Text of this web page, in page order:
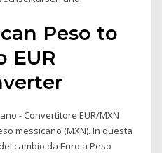
Peso to
EUR
- Convertitore EUR/MXN
messicano (MXN). In questa
cambio da Euro a Peso